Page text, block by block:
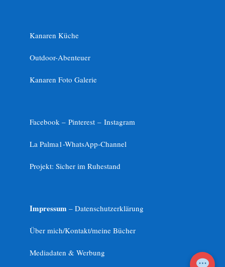
Kanaren Küche
Outdoor-Abenteuer
Kanaren Foto Galerie
Facebook – Pinterest – Instagram
La Palma1-WhatsApp-Channel
Projekt: Sicher im Ruhestand
Impressum – Datenschutzerklärung
Über mich/Kontakt/meine Bücher
Mediadaten & Werbung